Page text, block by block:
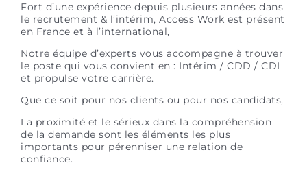
Fort d’une expérience depuis plusieurs années dans
le recrutement & l’intérim, Access Work est présent
en France et à l’international,
Notre équipe d’experts vous accompagne à trouver
le poste qui vous convient en : Intérim / CDD / CDI
et propulse votre carrière.
Que ce soit pour nos clients ou pour nos candidats,
La proximité et le sérieux dans la compréhension
de la demande sont les éléments les plus
importants pour pérenniser une relation de
confiance.